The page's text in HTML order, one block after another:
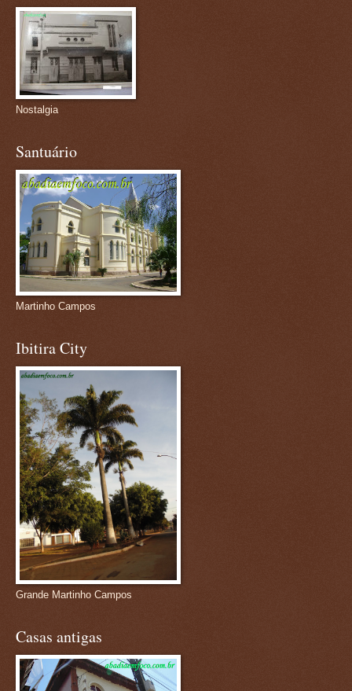
Nostalgia
Santuário
Martinho Campos
Ibitira City
Grande Martinho Campos
Casas antigas